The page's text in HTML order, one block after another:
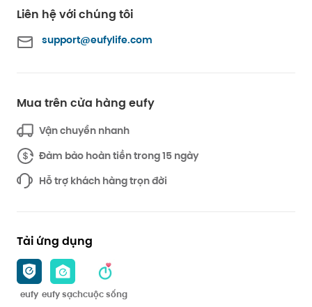
Liên hệ với chúng tôi
support@eufylife.com
Mua trên cửa hàng eufy
Vận chuyển nhanh
Đảm bảo hoàn tiền trong 15 ngày
Hỗ trợ khách hàng trọn đời
Tải ứng dụng
eufy eufy sạchcuộc sống